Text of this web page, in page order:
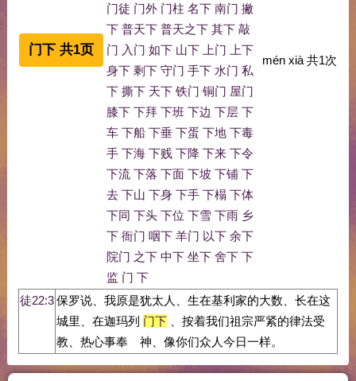
门下 共1页
门徒 门外 门柱 名下 南门 撇
下 普天下 普天之下 其下 敲
门 入门 如下 山下 上门
上下
身下 剩下 守门 手下 水门 私
下 撕下 天下 铁门 铜门 屋门
膝下 下拜 下班 下边 下层 下
车 下船 下垂 下蛋 下地 下毒
手 下海 下贱 下降 下来 下令
下流 下落 下面 下坡 下铺 下
去 下山 下身 下手 下榻 下体
下同 下头 下位 下雪 下雨 乡
下 衙门 咽下 羊门 以下 余下
院门 之下 中下 坐下 舍下 下
监 门 下
mén xià共1次
徒22:3保罗说、我原是犹太人、生在基利家的大数、长在这
城里、在迦玛列 门下、按着我们祖宗严紧的律法受
教、热心事奉 神、像你们众人今日一样。